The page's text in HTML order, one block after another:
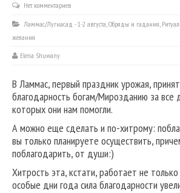
Нет комментариев
Ламмас/Лугнасад - 1-2 августа,Обряды и гадания,
желания
Elena Shuwany
В Ламмас, первый праздник урожая,
благодарность богам/Мирозданию за все
которых они нам помогли.
А можно еще сделать и по-хитрому:
вы только планируете осуществить,
поблагодарить, от души:)
Хитрость эта, кстати, работает не
особые дни года сила благодарности